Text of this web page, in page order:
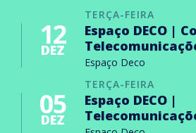
TERÇA-FEIRA
12
DEZ
Espaço DECO |
Espaço Deco
TERÇA-FEIRA
05
DEZ
Espaço DECO |